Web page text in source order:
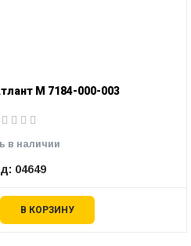
М 7184-000-003
В КОРЗИНУ
в наличии
04649